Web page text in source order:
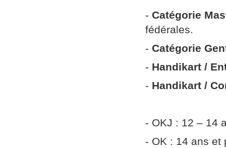
- Catégorie
fédérales.
- Catégorie
- Handikart /
- Handikart /
- OKJ : 12 – 14
- OK : 14 ans et